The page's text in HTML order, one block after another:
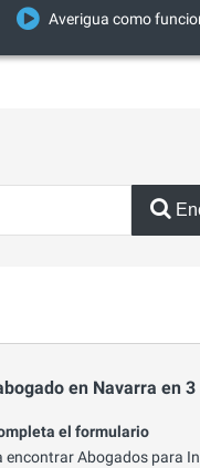
Averigua como
en Navarra en 3
el formulario
encontrar Abogados para